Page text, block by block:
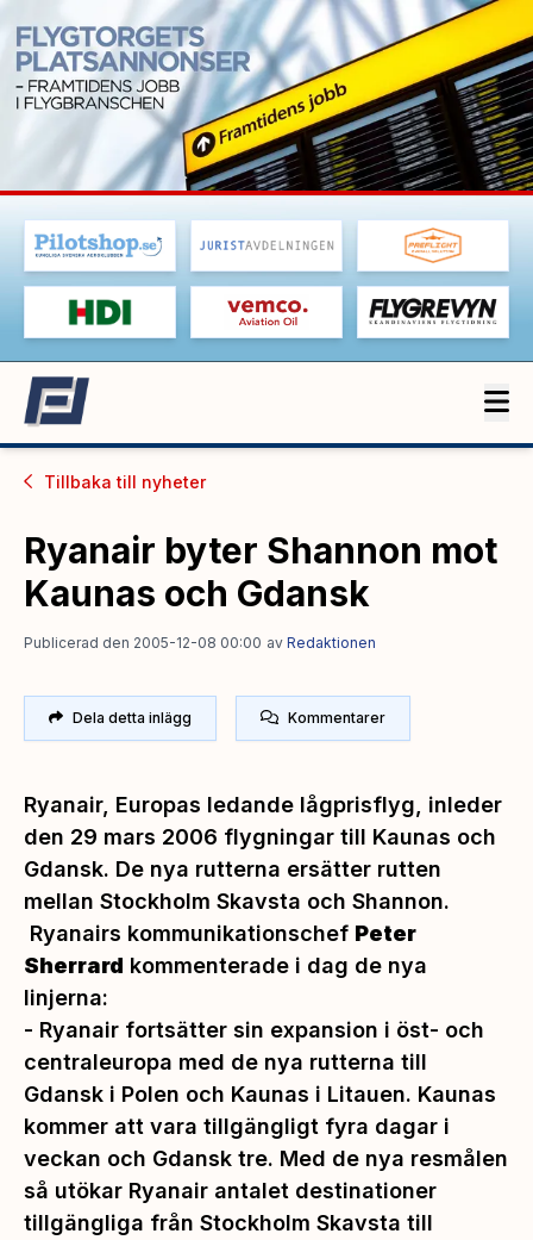
Tillbaka till nyheter
Ryanair byter Shannon mot
Kaunas och Gdansk
Publicerad den 2005-12-08 00:00 av Redaktionen
Dela detta inlägg Kommentarer
Ryanair, Europas ledande lågprisflyg, inleder
den 29 mars 2006 flygningar till Kaunas och
Gdansk. De nya rutterna ersätter rutten
mellan Stockholm Skavsta och Shannon.
Ryanairs kommunikationschef Peter
Sherrard kommenterade i dag de nya
linjerna:
- Ryanair fortsätter sin expansion i öst- och
centraleuropa med de nya rutterna till
Gdansk i Polen och Kaunas i Litauen. Kaunas
kommer att vara tillgängligt fyra dagar i
veckan och Gdansk tre. Med de nya resmålen
så utökar Ryanair antalet destinationer
tillgängliga från Stockholm Skavsta till